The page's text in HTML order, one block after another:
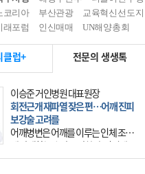
코리아 부산관광
교육혁신선도지
래포럼 인신매매 UN해양총회
클럽+ 전문의 생생톡
이승준 거인병원 대표원장
회전근개 재파열 잦은 편…어깨 진피
보강술 고려를
어깨병변은 어깨를 이루는 인체 조직
에 발생하는 손상을 말한다. 여기에
는 오십견과 회전근개 증후군, 어깨